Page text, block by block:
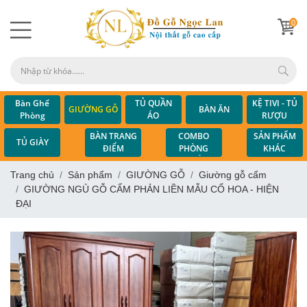
0
Bàn Ghế
Phòng
Khách
GIƯỜNG GỖ
TỦ QUẦN
ÁO
BÀN ĂN
KỆ TIVI - TỦ
RƯỢU
TỦ GIÀY
BÀN TRANG
ĐIỂM
COMBO
PHÒNG
NGỦ
SẢN PHẨM
KHÁC
Trang chủ Sản phẩm GIƯỜNG GỖ
Giường gỗ cẩm
GIƯỜNG NGỦ GỖ CẨM PHẢN LIỀN MẪU CỔ HOA - HIỆN
ĐẠI